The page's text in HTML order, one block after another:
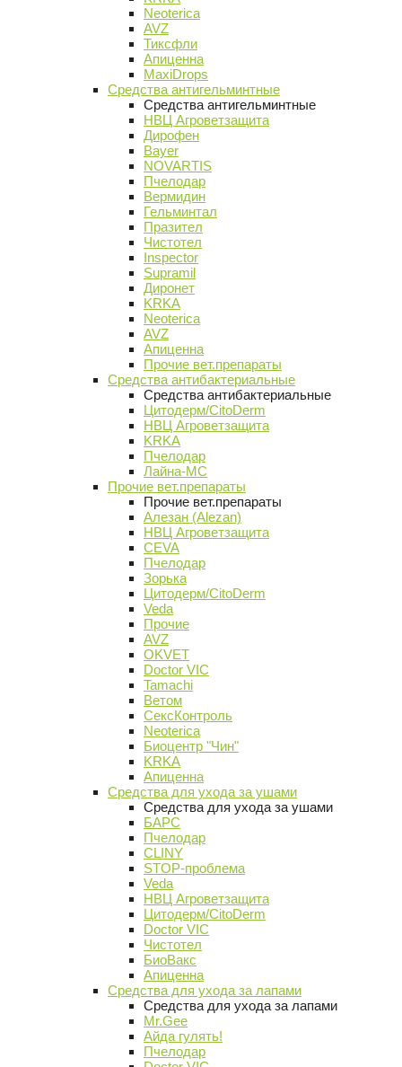
Neoterica
AVZ
Тиксфли
Апиценна
MaxiDrops
Средства антигельминтные
Средства антигельминтные
НВЦ Агроветзащита
Дирофен
Bayer
NOVARTIS
Пчелодар
Вермидин
Гельминтал
Празител
Чистотел
Inspector
Supramil
Диронет
KRKA
Neoterica
AVZ
Апиценна
Прочие вет.препараты
Средства антибактериальные
Средства антибактериальные
Цитодерм/CitoDerm
НВЦ Агроветзащита
KRKA
Пчелодар
Лайна-МС
Прочие вет.препараты
Прочие вет.препараты
Алезан (Alezan)
НВЦ Агроветзащита
CEVA
Пчелодар
Зорька
Цитодерм/CitoDerm
Veda
Прочие
AVZ
OKVET
Doctor VIC
Tamachi
Ветом
СексКонтроль
Neoterica
Биоцентр "Чин"
KRKA
Апиценна
Средства для ухода за ушами
Средства для ухода за ушами
БАРС
Пчелодар
CLINY
STOP-проблема
Veda
НВЦ Агроветзащита
Цитодерм/CitoDerm
Doctor VIC
Чистотел
БиоВакс
Апиценна
Средства для ухода за лапами
Средства для ухода за лапами
Mr.Gee
Айда гулять!
Пчелодар